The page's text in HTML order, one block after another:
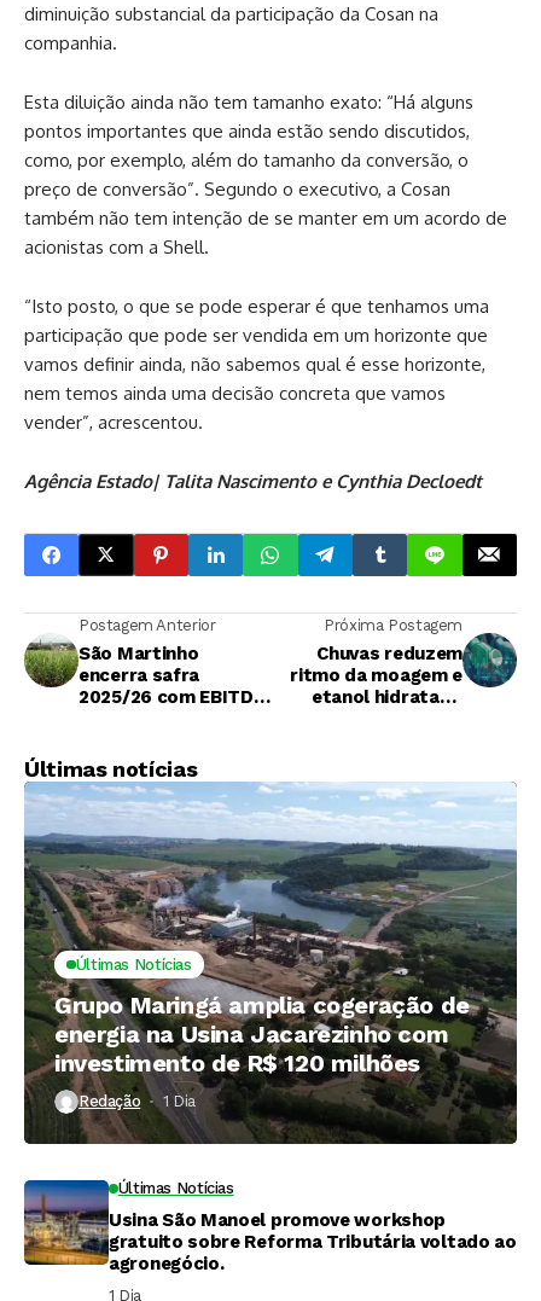
diminuição substancial da participação da Cosan na
companhia.
Esta diluição ainda não tem tamanho exato: “Há alguns
pontos importantes que ainda estão sendo discutidos,
como, por exemplo, além do tamanho da conversão, o
preço de conversão”. Segundo o executivo, a Cosan
também não tem intenção de se manter em um acordo de
acionistas com a Shell.
“Isto posto, o que se pode esperar é que tenhamos uma
participação que pode ser vendida em um horizonte que
vamos definir ainda, não sabemos qual é esse horizonte,
nem temos ainda uma decisão concreta que vamos
vender”, acrescentou.
Agência Estado| Talita Nascimento e Cynthia Decloedt
Postagem Anterior
São Martinho
encerra safra
2025/26 com EBITDA
recorde
Próxima Postagem
Chuvas reduzem
ritmo da moagem e
etanol hidratado
Últimas notícias
Últimas Notícias
Grupo Maringá amplia cogeração de
energia na Usina Jacarezinho com
investimento de R$ 120 milhões
Redação 1 Dia ⁮
Últimas Notícias
Usina São Manoel promove workshop
gratuito sobre Reforma Tributária voltado ao
agronegócio.
1 Dia ⁮